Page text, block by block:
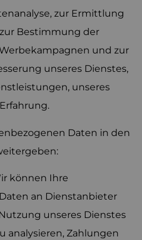
zur Ermittlung
Bestimmung der
und zur
unseres Dienstes,
unseres
Daten in den
können Ihre
an Dienstanbieter
unseres Dienstes
analysieren, Zahlungen